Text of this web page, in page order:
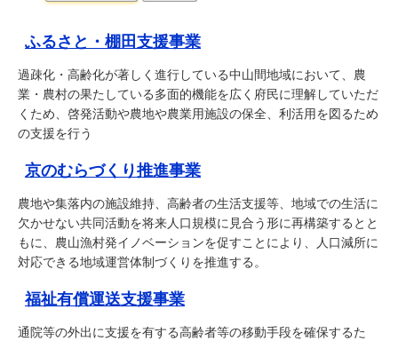
ふるさと・棚田支援事業
過疎化・高齢化が著しく進行している中山間地域において、農
業・農村の果たしている多面的機能を広く府民に理解していただ
くため、啓発活動や農地や農業用施設の保全、利活用を図るため
の支援を行う
京のむらづくり推進事業
農地や集落内の施設維持、高齢者の生活支援等、地域での生活に
欠かせない共同活動を将来人口規模に見合う形に再構築するとと
もに、農山漁村発イノベーションを促すことにより、人口減所に
対応できる地域運営体制づくりを推進する。
福祉有償運送支援事業
通院等の外出に支援を有する高齢者等の移動手段を確保するた